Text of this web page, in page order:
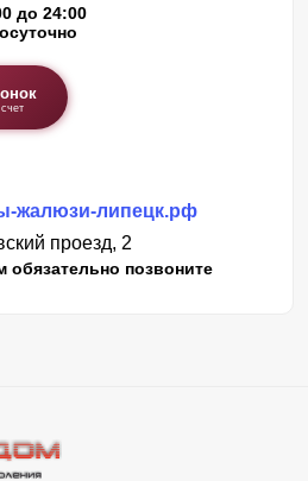
до 24:00
жалюзи-липецк.рф
проезд, 2
обязательно позвоните